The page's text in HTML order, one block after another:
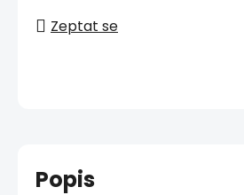
Zeptat se
Popis